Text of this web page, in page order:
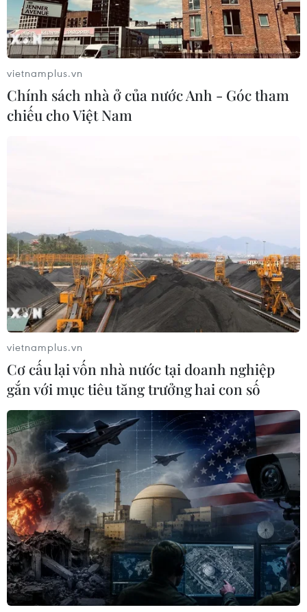
vietnamplus.vn
Chính sách nhà ở của nước Anh - Góc tham
chiếu cho Việt Nam
vietnamplus.vn
Cơ cấu lại vốn nhà nước tại doanh nghiệp
gắn với mục tiêu tăng trưởng hai con số